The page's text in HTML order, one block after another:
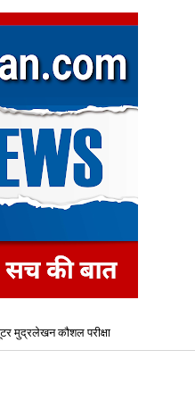
मुद्रलेखन कौशल परीक्षा